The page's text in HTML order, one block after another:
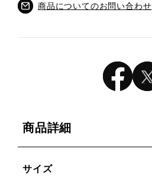
商品についてのお問い合わせ
商品詳細
サイズ